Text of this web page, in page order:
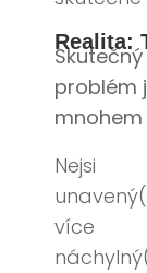
Realita:
Skutečný
problém
mnohem
Nejsi
více